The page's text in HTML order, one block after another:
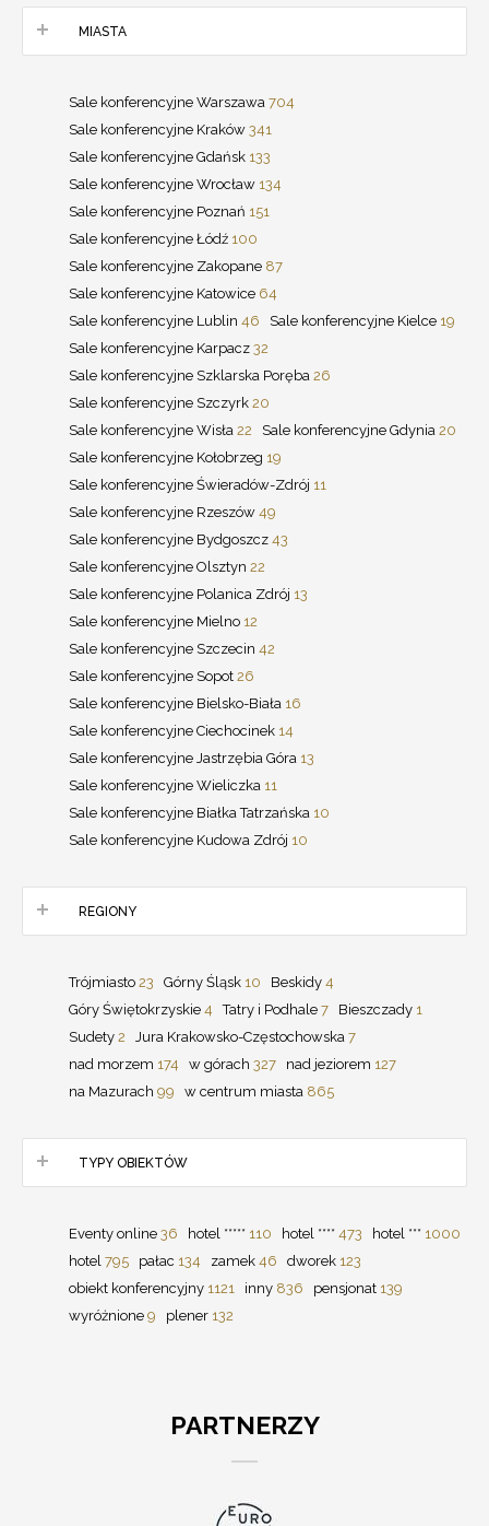
MIASTA
Sale konferencyjne Warszawa 704
Sale konferencyjne Kraków 341
Sale konferencyjne Gdańsk 133
Sale konferencyjne Wrocław 134
Sale konferencyjne Poznań 151
Sale konferencyjne Łódź 100
Sale konferencyjne Zakopane 87
Sale konferencyjne Katowice 64
Sale konferencyjne Lublin 46 Sale konferencyjne Kielce 19
Sale konferencyjne Karpacz 32
Sale konferencyjne Szklarska Poręba 26
Sale konferencyjne Szczyrk 20
Sale konferencyjne Wisła 22 Sale konferencyjne Gdynia 20
Sale konferencyjne Kołobrzeg 19
Sale konferencyjne Świeradów-Zdrój 11
Sale konferencyjne Rzeszów 49
Sale konferencyjne Bydgoszcz 43
Sale konferencyjne Olsztyn 22
Sale konferencyjne Polanica Zdrój 13
Sale konferencyjne Mielno 12
Sale konferencyjne Szczecin 42
Sale konferencyjne Sopot 26
Sale konferencyjne Bielsko-Biała 16
Sale konferencyjne Ciechocinek 14
Sale konferencyjne Jastrzębia Góra 13
Sale konferencyjne Wieliczka 11
Sale konferencyjne Białka Tatrzańska 10
Sale konferencyjne Kudowa Zdrój 10
REGIONY
Trójmiasto 23 Górny Śląsk 10 Beskidy 4
Góry Świętokrzyskie 4 Tatry i Podhale 7 Bieszczady 1
Sudety 2 Jura Krakowsko-Częstochowska 7
nad morzem 174 w górach 327 nad jeziorem 127
na Mazurach 99 w centrum miasta 865
TYPY OBIEKTÓW
Eventy online 36 hotel ***** 110 hotel **** 473 hotel *** 1000
hotel 795 pałac 134 zamek 46 dworek 123
obiekt konferencyjny 1121 inny 836 pensjonat 139
wyróżnione 9 plener 132
PARTNERZY